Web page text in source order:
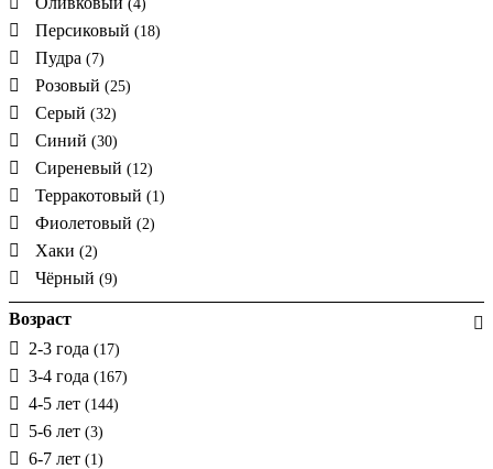
(4)
Персиковый (18)
Пудра (7)
Розовый (25)
Серый (32)
Синий (30)
Сиреневый (12)
Терракотовый (1)
Фиолетовый (2)
Хаки (2)
Чёрный (9)
Возраст
2-3 года (17)
3-4 года (167)
4-5 лет (144)
5-6 лет (3)
6-7 лет (1)